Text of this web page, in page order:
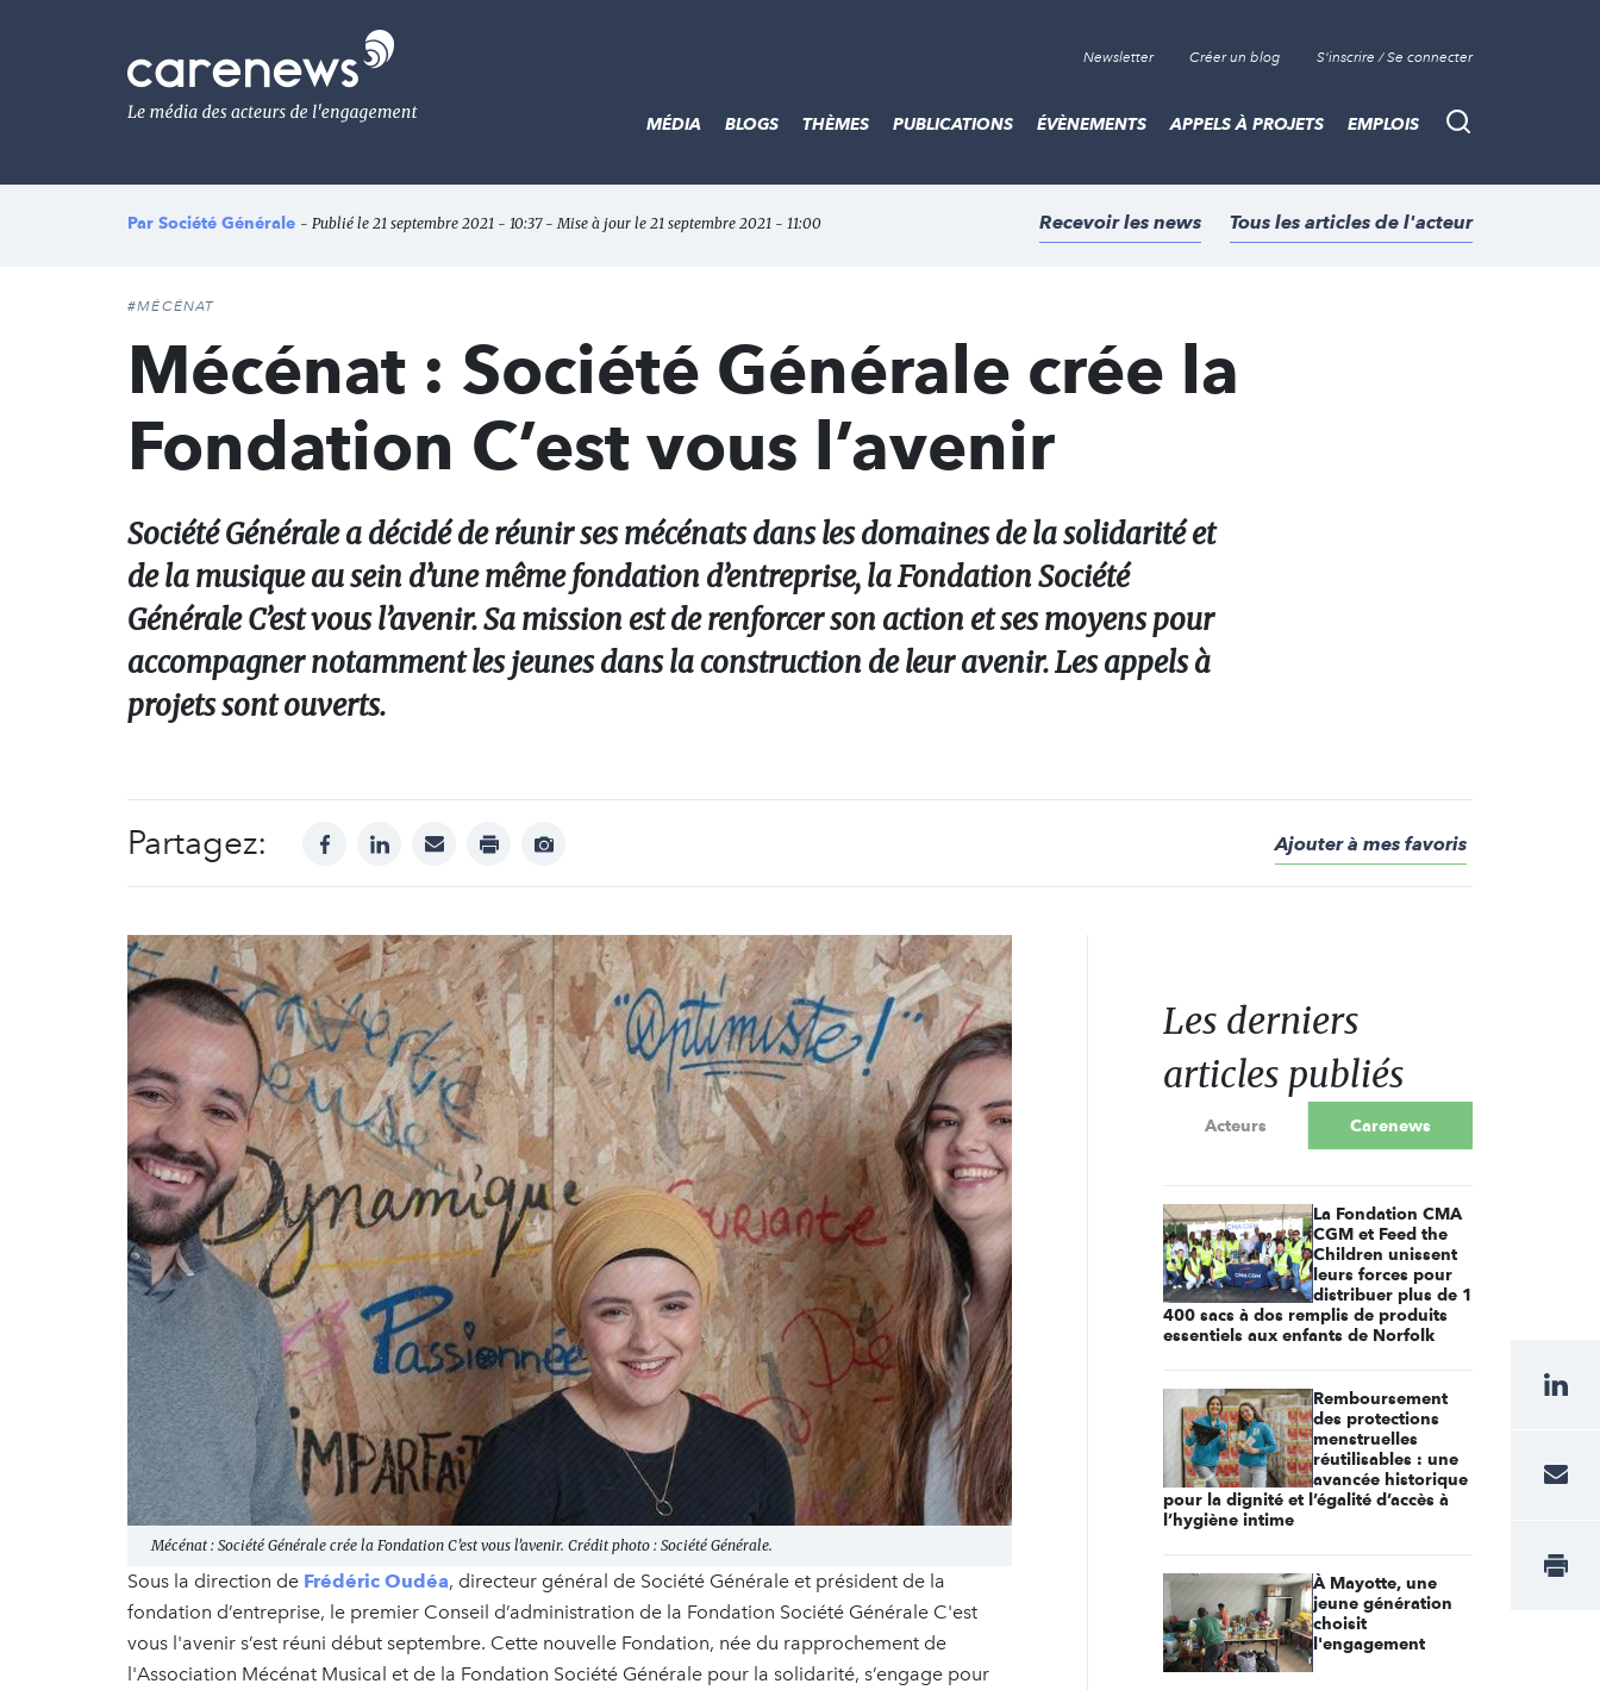
Le
média
de
l'engagement
Newsletter Créer un blog S'inscrire / Se connecter
Recherche
MÉDIA BLOGS THÈMES PUBLICATIONS ÉVÈNEMENTS APPELS À PROJETS EMPLOIS
Par Société Générale - Publié le 21 septembre 2021 - 10:37 - Mise à jour le 21 septembre 2021 - 11:00 Recevoir les news Tous les articles de l'acteur
#MÉCÉNAT
Mécénat : Société Générale crée la
Fondation C’est vous l’avenir
Société Générale a décidé de réunir ses mécénats dans les domaines de la solidarité et
de la musique au sein d’une même fondation d’entreprise, la Fondation Société
Générale C’est vous l’avenir. Sa mission est de renforcer son action et ses moyens pour
accompagner notamment les jeunes dans la construction de leur avenir. Les appels à
projets sont ouverts.
Partagez: facebooklinkedinmail print
Afficher
Ajouter à mes favoris
Mécénat : Société Générale crée la Fondation C’est vous l’avenir. Crédit photo : Société Générale.
Sous la direction de Frédéric Oudéa, directeur général de Société Générale et président de la
fondation d’entreprise, le premier Conseil d’administration de la Fondation Société Générale C'est
vous l'avenir s’est réuni début septembre. Cette nouvelle Fondation, née du rapprochement de
l'Association Mécénat Musical et de la Fondation Société Générale pour la solidarité, s’engage pour
Les derniers
articles publiés
Acteurs Carenews
La Fondation CMA
CGM et Feed the
Children unissent
leurs forces pour
distribuer plus de 1
400 sacs à dos remplis de produits
essentiels aux enfants de Norfolk
Remboursement
des protections
menstruelles
réutilisables : une
avancée historique
pour la dignité et l’égalité d’accès à
l’hygiène intime
À Mayotte, une
jeune génération
choisit
l'engagement